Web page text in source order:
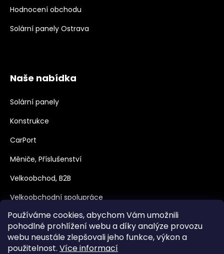
Používáme cookies, abychom Vám umožnili
pohodlné prohlížení webu a díky analýze provozu
webu neustále zlepšovali jeho funkce, výkon a
použitelnost. Více informací
Hodnocení obchodu
Solární panely Ostrava
Naše nabídka
Solární panely
Konstrukce
CarPort
Měniče, Příslušenství
Velkoobchod, B2B
Velkoobchodní spolupráce
Dotace